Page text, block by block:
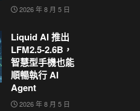
2026 年 8 月 5 日
Liquid AI 推出
LFM2.5-2.6B，
智慧型手機也能
順暢執行 AI
Agent
2026 年 8 月 5 日